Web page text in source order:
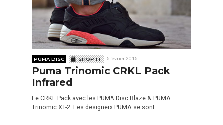
PUMA DISC SHOP IT 5 février 2015
Puma Trinomic CRKL Pack
Infrared
Le CRKL Pack avec les PUMA Disc Blaze & PUMA
Trinomic XT-2. Les designers PUMA se sont…